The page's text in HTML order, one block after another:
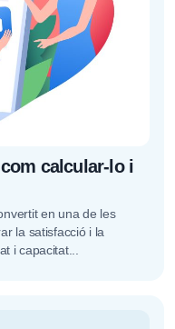
calcular-lo i
en una de les
la satisfacció i la
i capacitat...